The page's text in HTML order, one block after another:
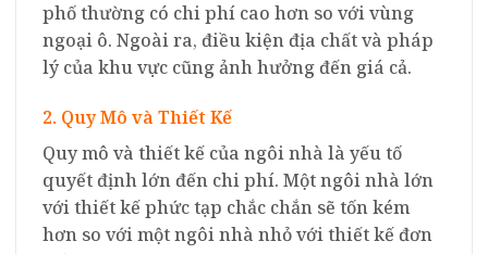
phố thường có chi phí cao hơn so với vùng
ngoại ô. Ngoài ra, điều kiện địa chất và pháp
lý của khu vực cũng ảnh hưởng đến giá cả.
2. Quy Mô và Thiết Kế
Quy mô và thiết kế của ngôi nhà là yếu tố
quyết định lớn đến chi phí. Một ngôi nhà lớn
với thiết kế phức tạp chắc chắn sẽ tốn kém
hơn so với một ngôi nhà nhỏ với thiết kế đơn